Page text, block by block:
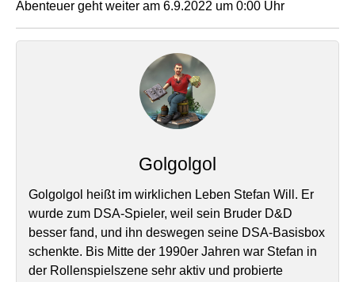
Abenteuer geht weiter am 6.9.2022 um 0:00 Uhr
Golgolgol
Golgolgol heißt im wirklichen Leben Stefan Will. Er
wurde zum DSA-Spieler, weil sein Bruder D&D
besser fand, und ihn deswegen seine DSA-Basisbox
schenkte. Bis Mitte der 1990er Jahren war Stefan in
der Rollenspielszene sehr aktiv und probierte